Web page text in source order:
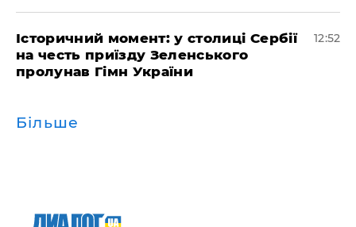
Історичний момент: у столиці Сербії
на честь приїзду Зеленського
пролунав Гімн України
12:52
Більше